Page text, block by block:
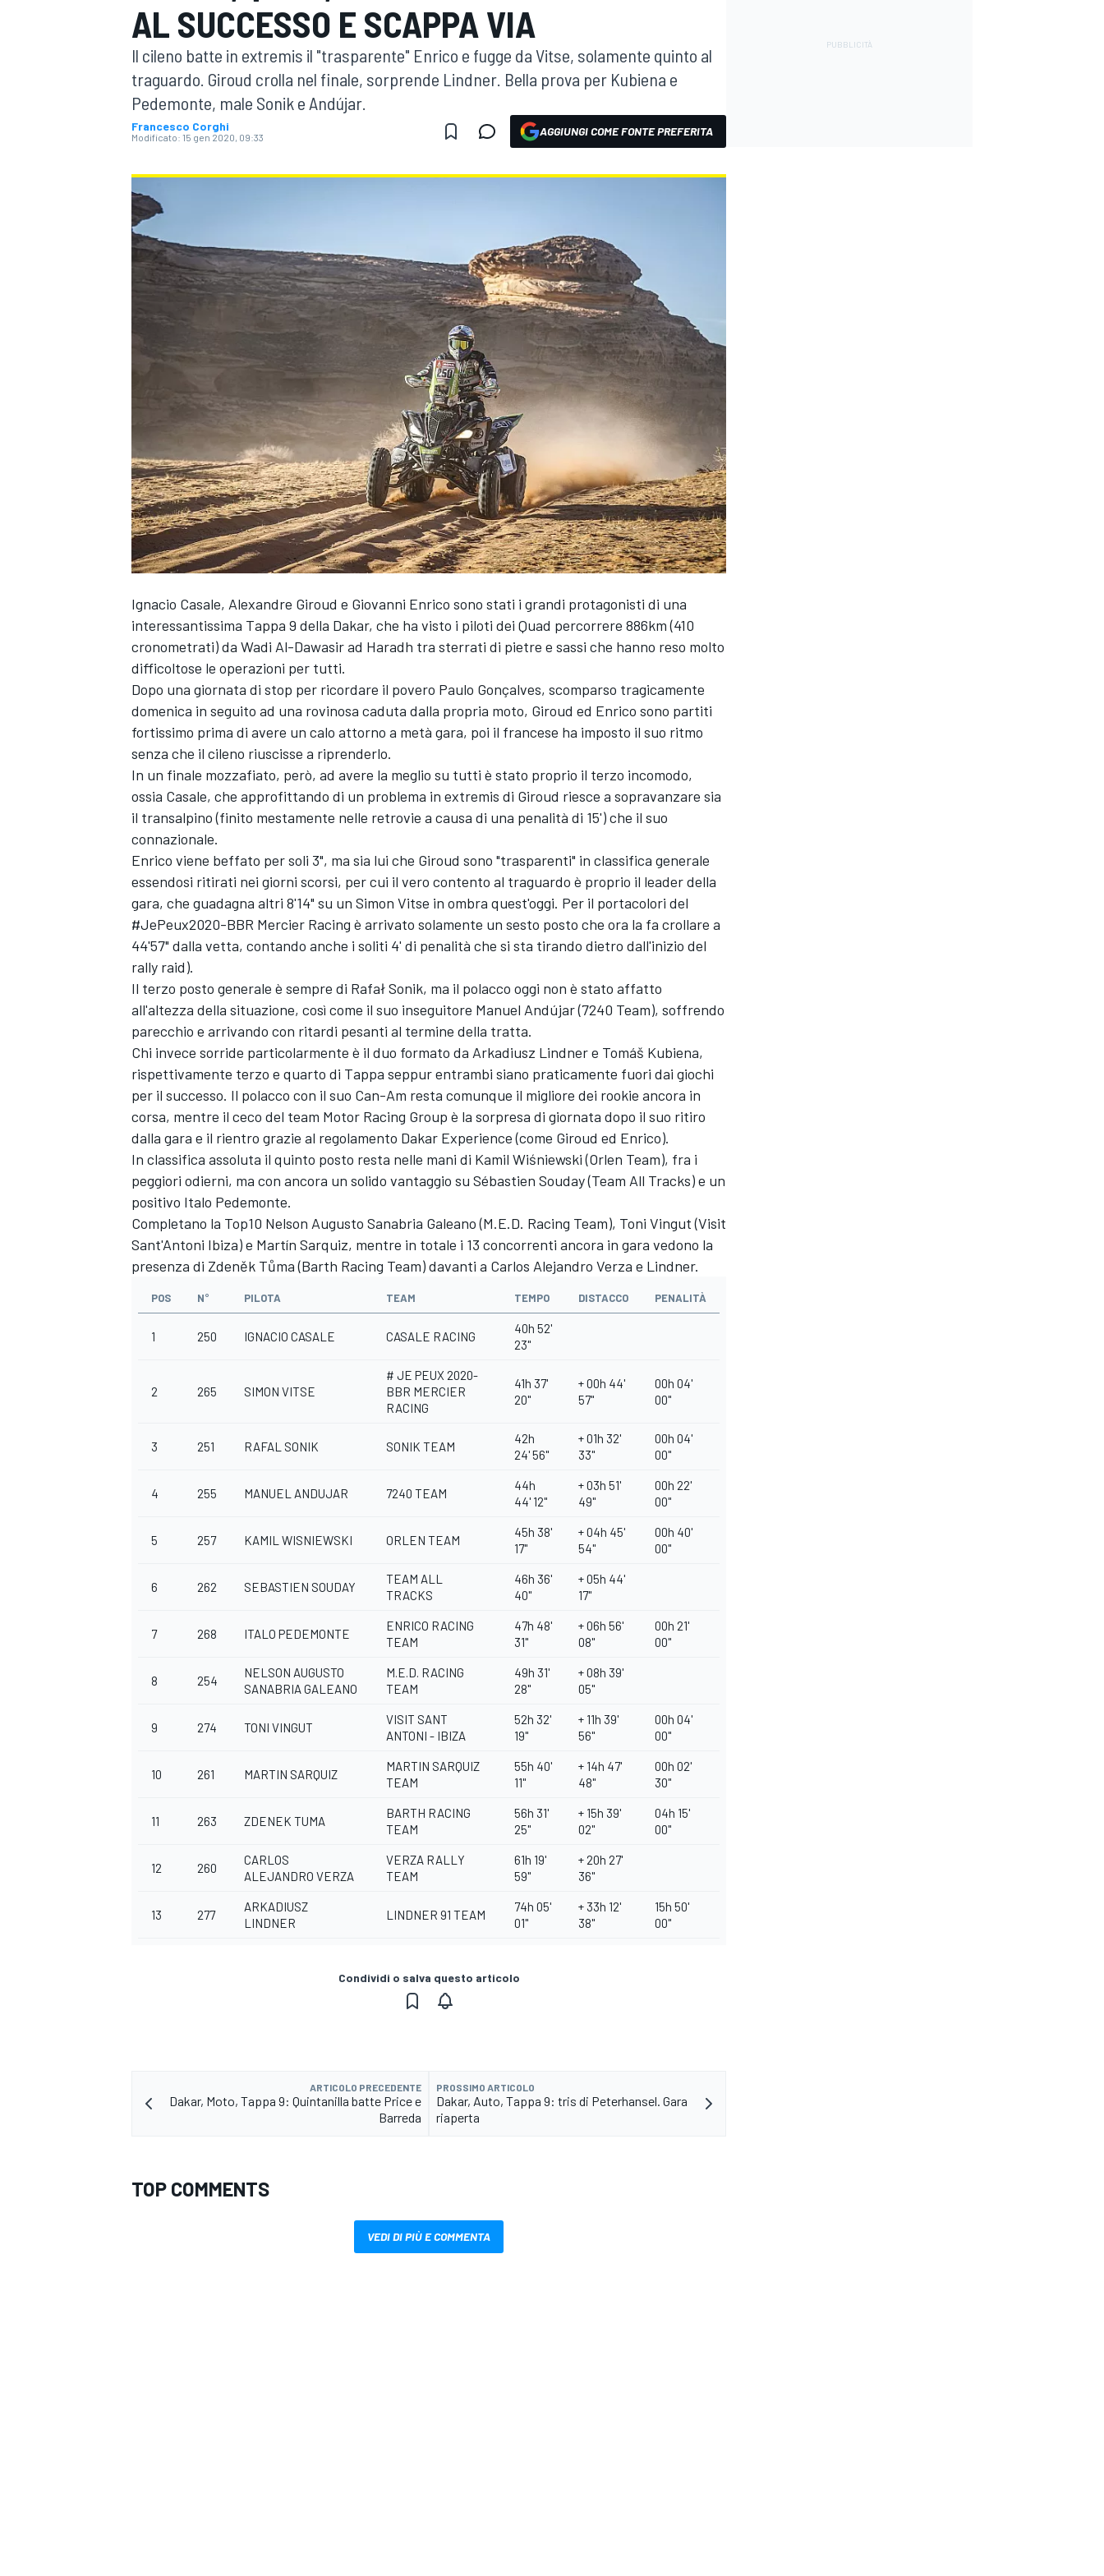
MOTOGP WEC
WRC
MONOPOSTO
ENDURANCE/GT
AL SUCCESSO E SCAPPA VIA
Il cileno batte in extremis il "trasparente" Enrico e fugge da Vitse, solamente quinto al
traguardo. Giroud crolla nel finale, sorprende Lindner. Bella prova per Kubiena e
Pedemonte, male Sonik e Andújar.
Francesco Corghi
Modificato: 15 gen 2020, 09:33 AGGIUNGI COME FONTE PREFERITA
Ignacio Casale, Alexandre Giroud e Giovanni Enrico sono stati i grandi protagonisti di una
interessantissima Tappa 9 della Dakar, che ha visto i piloti dei Quad percorrere 886km (410
cronometrati) da Wadi Al-Dawasir ad Haradh tra sterrati di pietre e sassi che hanno reso molto
difficoltose le operazioni per tutti.
Dopo una giornata di stop per ricordare il povero Paulo Gonçalves, scomparso tragicamente
domenica in seguito ad una rovinosa caduta dalla propria moto, Giroud ed Enrico sono partiti
fortissimo prima di avere un calo attorno a metà gara, poi il francese ha imposto il suo ritmo
senza che il cileno riuscisse a riprenderlo.
In un finale mozzafiato, però, ad avere la meglio su tutti è stato proprio il terzo incomodo,
ossia Casale, che approfittando di un problema in extremis di Giroud riesce a sopravanzare sia
il transalpino (finito mestamente nelle retrovie a causa di una penalità di 15') che il suo
connazionale.
Enrico viene beffato per soli 3", ma sia lui che Giroud sono "trasparenti" in classifica generale
essendosi ritirati nei giorni scorsi, per cui il vero contento al traguardo è proprio il leader della
gara, che guadagna altri 8'14" su un Simon Vitse in ombra quest'oggi. Per il portacolori del
#JePeux2020-BBR Mercier Racing è arrivato solamente un sesto posto che ora la fa crollare a
44'57" dalla vetta, contando anche i soliti 4' di penalità che si sta tirando dietro dall'inizio del
rally raid).
Il terzo posto generale è sempre di Rafał Sonik, ma il polacco oggi non è stato affatto
all'altezza della situazione, così come il suo inseguitore Manuel Andújar (7240 Team), soffrendo
parecchio e arrivando con ritardi pesanti al termine della tratta.
Chi invece sorride particolarmente è il duo formato da Arkadiusz Lindner e Tomáš Kubiena,
rispettivamente terzo e quarto di Tappa seppur entrambi siano praticamente fuori dai giochi
per il successo. Il polacco con il suo Can-Am resta comunque il migliore dei rookie ancora in
corsa, mentre il ceco del team Motor Racing Group è la sorpresa di giornata dopo il suo ritiro
dalla gara e il rientro grazie al regolamento Dakar Experience (come Giroud ed Enrico).
In classifica assoluta il quinto posto resta nelle mani di Kamil Wiśniewski (Orlen Team), fra i
peggiori odierni, ma con ancora un solido vantaggio su Sébastien Souday (Team All Tracks) e un
positivo Italo Pedemonte.
Completano la Top10 Nelson Augusto Sanabria Galeano (M.E.D. Racing Team), Toni Vingut (Visit
Sant'Antoni Ibiza) e Martín Sarquiz, mentre in totale i 13 concorrenti ancora in gara vedono la
presenza di Zdeněk Tůma (Barth Racing Team) davanti a Carlos Alejandro Verza e Lindner.
POS N° PILOTA TEAM TEMPO DISTACCO PENALITÀ
1 250 IGNACIO CASALE CASALE RACING
40h 52'
23''
2 265 SIMON VITSE
# JE PEUX 2020-
BBR MERCIER
RACING
41h 37'
20''
+ 00h 44'
57''
00h 04'
00''
3 251 RAFAL SONIK SONIK TEAM
42h
24' 56''
+ 01h 32'
33''
00h 04'
00''
4 255 MANUEL ANDUJAR 7240 TEAM
44h
44' 12''
+ 03h 51'
49''
00h 22'
00''
5 257 KAMIL WISNIEWSKI ORLEN TEAM
45h 38'
17''
+ 04h 45'
54''
00h 40'
00''
6 262 SEBASTIEN SOUDAY
TEAM ALL
TRACKS
46h 36'
40''
+ 05h 44'
17''
7 268 ITALO PEDEMONTE
ENRICO RACING
TEAM
47h 48'
31''
+ 06h 56'
08''
00h 21'
00''
8 254
NELSON AUGUSTO
SANABRIA GALEANO
M.E.D. RACING
TEAM
49h 31'
28''
+ 08h 39'
05''
9 274 TONI VINGUT
VISIT SANT
ANTONI - IBIZA
52h 32'
19''
+ 11h 39'
56''
00h 04'
00''
10 261 MARTIN SARQUIZ
MARTIN SARQUIZ
TEAM
55h 40'
11''
+ 14h 47'
48''
00h 02'
30''
11 263 ZDENEK TUMA
BARTH RACING
TEAM
56h 31'
25''
+ 15h 39'
02''
04h 15'
00''
12 260
CARLOS
ALEJANDRO VERZA
VERZA RALLY
TEAM
61h 19'
59''
+ 20h 27'
36''
13 277
ARKADIUSZ
LINDNER
LINDNER 91 TEAM
74h 05'
01''
+ 33h 12'
38''
15h 50'
00''
Condividi o salva questo articolo
ARTICOLO PRECEDENTE
Dakar, Moto, Tappa 9: Quintanilla batte Price e
Barreda
PROSSIMO ARTICOLO
Dakar, Auto, Tappa 9: tris di Peterhansel. Gara
riaperta
TOP COMMENTS
VEDI DI PIÙ E COMMENTA